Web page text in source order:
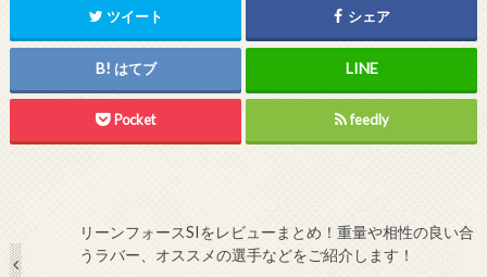
ツイート シェア
はてブ
Pocket feedly
リーンフォースSIをレビューまとめ！重量や相性の良い合
うラバー、オススメの選手などをご紹介します！